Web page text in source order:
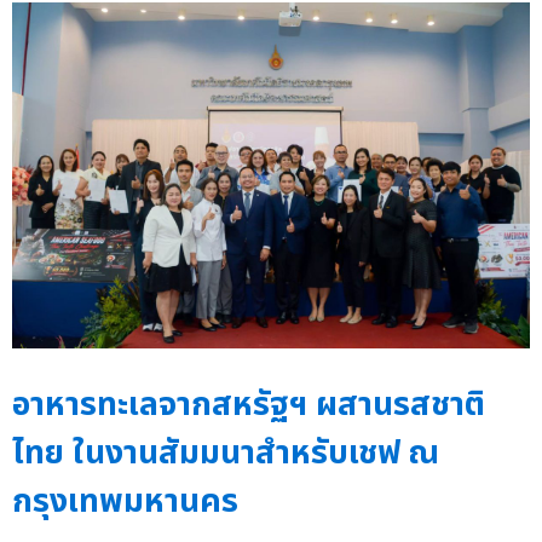
อาหารทะเลจากสหรัฐฯ ผสานรสชาติ
ไทย ในงานสัมมนาสำหรับเชฟ ณ
กรุงเทพมหานคร